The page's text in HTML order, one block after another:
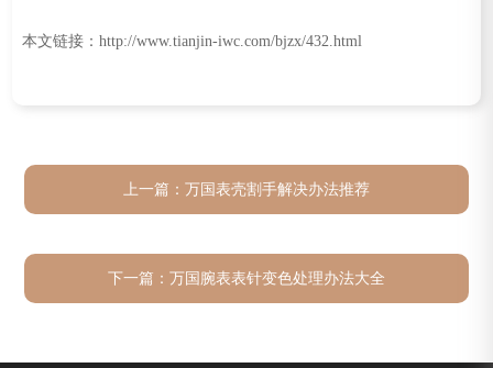
本文链接：http://www.tianjin-iwc.com/bjzx/432.html
上一篇： 万国表壳割手解决办法推荐
下一篇： 万国腕表表针变色处理办法大全